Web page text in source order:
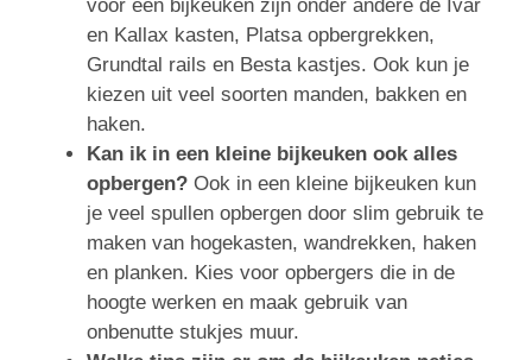
voor een bijkeuken zijn onder andere de Ivar
en Kallax kasten, Platsa opbergrekken,
Grundtal rails en Besta kastjes. Ook kun je
kiezen uit veel soorten manden, bakken en
haken.
Kan ik in een kleine bijkeuken ook alles
opbergen?Ook in een kleine bijkeuken kun
je veel spullen opbergen door slim gebruik te
maken van hogekasten, wandrekken, haken
en planken. Kies voor opbergers die in de
hoogte werken en maak gebruik van
onbenutte stukjes muur.